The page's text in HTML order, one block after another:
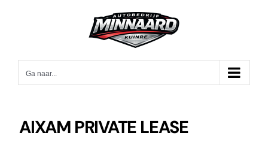
Ga naar...
AIXAM PRIVATE LEASE